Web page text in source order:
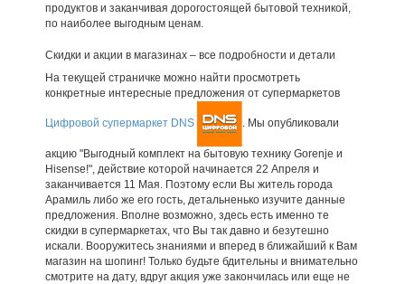
продуктов и заканчивая дорогостоящей бытовой техникой,
по наиболее выгодным ценам.
Скидки и акции в магазинах – все подробности и детали
На текущей страничке можно найти просмотреть
конкретные интересные предложения от супермаркетов
Цифровой супермаркет DNS . Мы опубликовали
акцию "Выгодный комплект на бытовую технику Gorenje и
Hisense!", действие которой начинается 22 Апреля и
заканчивается 11 Мая. Поэтому если Вы житель города
Арамиль либо же его гость, детальненько изучите данные
предложения. Вполне возможно, здесь есть именно те
скидки в супермаркетах, что Вы так давно и безутешно
искали. Вооружитесь знаниями и вперед в ближайший к Вам
магазин на шопинг! Только будьте бдительны и внимательно
смотрите на дату, вдруг акция уже закончилась или еще не